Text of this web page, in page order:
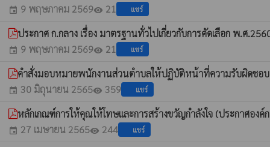
event 9 พฤษภาคม 2569visibility 21 แชร์
ประกาศ ก.กลาง เรื่อง มาตรฐานทั่วไปเกี่ยวกับการคัดเลือก พ.ศ
event 9 พฤษภาคม 2569visibility 21 แชร์
คำสั่งมอบหมายพนักงานส่วนตำบลให้ปฏิบัติหน้าที่ความรับผิดชอ
event 30 มิถุนายน 2565visibility 359 แชร์
หลักเกณฑ์การให้คุณให้โทษและการสร้างขวัญกำลังใจ (ประกาศอ
event 27 เมษายน 2565visibility 244 แชร์